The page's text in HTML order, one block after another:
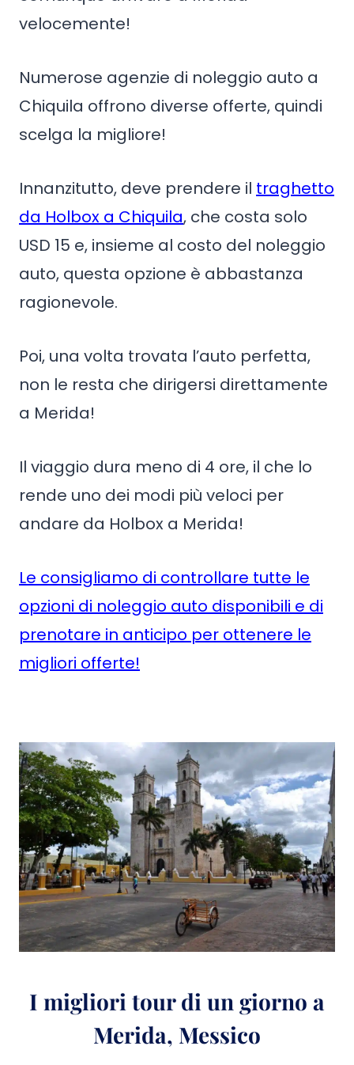
velocemente!
Numerose agenzie di noleggio auto a
Chiquila offrono diverse offerte, quindi
scelga la migliore!
Innanzitutto, deve prendere il traghetto
da Holbox a Chiquila, che costa solo
USD 15 e, insieme al costo del noleggio
auto, questa opzione è abbastanza
ragionevole.
Poi, una volta trovata l’auto perfetta,
non le resta che dirigersi direttamente
a Merida!
Il viaggio dura meno di 4 ore, il che lo
rende uno dei modi più veloci per
andare da Holbox a Merida!
Le consigliamo di controllare tutte le
opzioni di noleggio auto disponibili e di
prenotare in anticipo per ottenere le
migliori offerte!
I migliori tour di un giorno a
Merida, Messico